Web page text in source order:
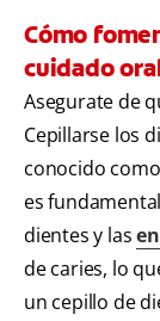
Cómo
cuidado
Asegurate de
Cepillarse los
conocido
es
dientes y las
de caries, lo
un cepillo de